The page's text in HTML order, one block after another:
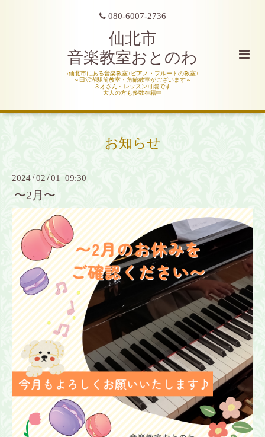
080-6007-2736
仙北市
音楽教室おとのわ
♪仙北市にある音楽教室♪ピアノ・フルートの教室♪
～田沢湖駅前教室・角館教室がございます～
３才さん～レッスン可能です
大人の方も多数在籍中
お知らせ
2024 /02 /01 09:30
〜2月〜